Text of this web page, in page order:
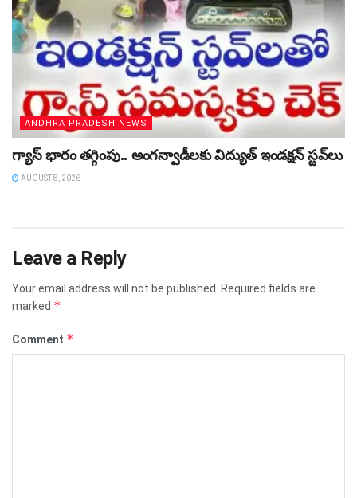
ANDHRA PRADESH NEWS
గ్యాస్‌ భారం తగ్గింపు.. అంగన్వాడీలకు విద్యుత్‌ ఇండక్షన్‌ స్టవ్‌లు
AUGUST 8, 2026
Leave a Reply
Your email address will not be published.
Required fields are
marked *
Comment *